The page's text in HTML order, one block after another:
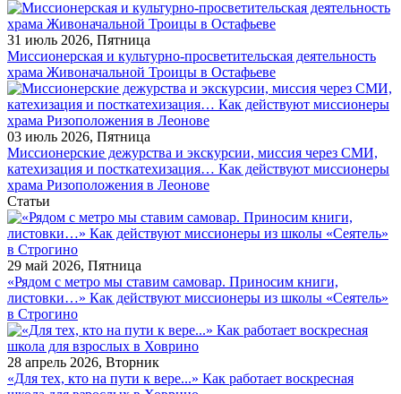
31 июль 2026, Пятница
Миссионерская и культурно-просветительская деятельность
храма Живоначальной Троицы в Остафьеве
03 июль 2026, Пятница
Миссионерские дежурства и экскурсии, миссия через СМИ,
катехизация и посткатехизация… Как действуют миссионеры
храма Ризоположения в Леонове
Статьи
29 май 2026, Пятница
«Рядом с метро мы ставим самовар. Приносим книги,
листовки…» Как действуют миссионеры из школы «Сеятель»
в Строгино
28 апрель 2026, Вторник
«Для тех, кто на пути к вере...» Как работает воскресная